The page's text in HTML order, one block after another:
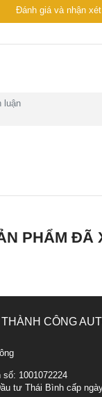
Đánh giá và nhận xét
PHẨM ĐÃ
CÔNG
số: 1001072224
tư Thái Bình cấp